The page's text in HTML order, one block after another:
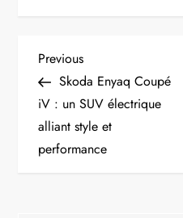
N
a
v
Previous
Post
Previous
Skoda Enyaq Coupé
iV : un SUV électrique
alliant style et
performance